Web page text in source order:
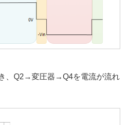
、Q2→変圧器→Q4を電流が流れ